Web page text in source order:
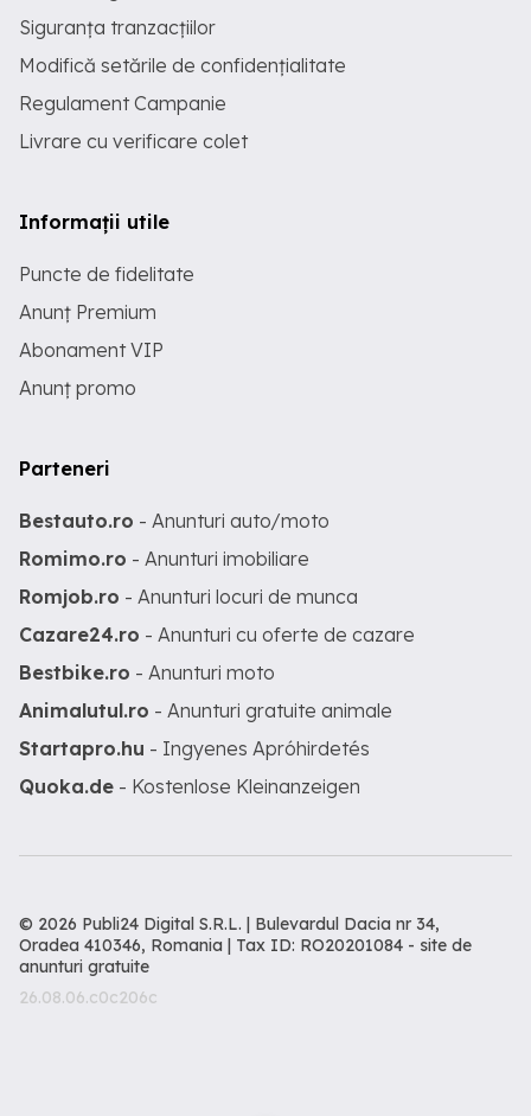
Siguranța tranzacțiilor
Modifică setările de confidențialitate
Regulament Campanie
Livrare cu verificare colet
Informații utile
Puncte de fidelitate
Anunț Premium
Abonament VIP
Anunț promo
Parteneri
Bestauto.ro - Anunturi auto/moto
Romimo.ro - Anunturi imobiliare
Romjob.ro - Anunturi locuri de munca
Cazare24.ro - Anunturi cu oferte de cazare
Bestbike.ro - Anunturi moto
Animalutul.ro - Anunturi gratuite animale
Startapro.hu - Ingyenes Apróhirdetés
Quoka.de - Kostenlose Kleinanzeigen
© 2026 Publi24 Digital S.R.L. | Bulevardul Dacia nr 34,
Oradea 410346, Romania | Tax ID: RO20201084 - site de
anunturi gratuite
26.08.06.c0c206c